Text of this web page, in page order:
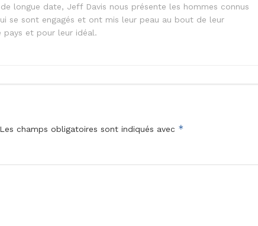
longue date, Jeff Davis nous présente les hommes connus
se sont engagés et ont mis leur peau au bout de leur
et pour leur idéal.
Les champs obligatoires sont indiqués avec *